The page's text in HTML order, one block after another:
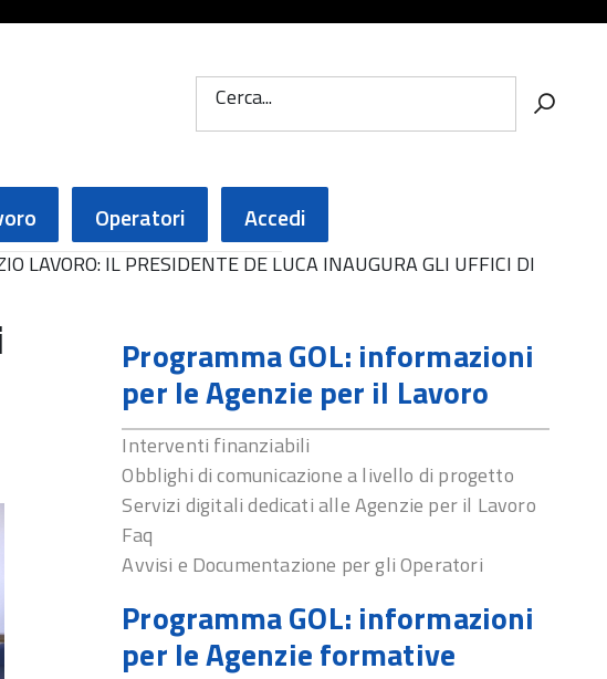
Cerca...
Operatori Accedi
LAVORO: IL PRESIDENTE DE LUCA INAUGURA GLI UFFICI DI
Programma GOL: informazioni
per le Agenzie per il Lavoro
Interventi finanziabili
Obblighi di comunicazione a livello di progetto
Servizi digitali dedicati alle Agenzie per il Lavoro
Faq
Avvisi e Documentazione per gli Operatori
Programma GOL: informazioni
per le Agenzie formative